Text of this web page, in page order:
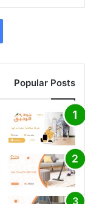
Popular Posts